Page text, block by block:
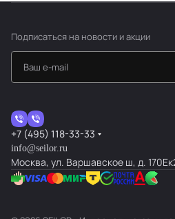
Подписаться на новости и акции
+7 (495) 118-33-33
info@seilor.ru
Москва, ул. Варшавское ш, д.